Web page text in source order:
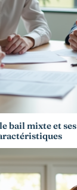
bail mixte et ses